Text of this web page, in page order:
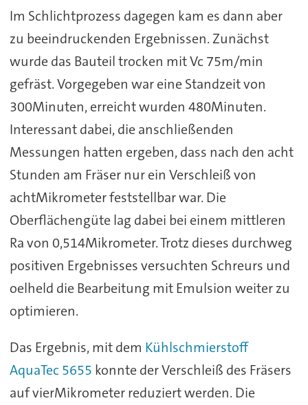
Im Schlichtprozess dagegen kam es dann aber
zu beeindruckenden Ergebnissen. Zunächst
wurde das Bauteil trocken mit Vc 75m/min
gefräst. Vorgegeben war eine Standzeit von
300Minuten, erreicht wurden 480Minuten.
Interessant dabei, die anschließenden
Messungen hatten ergeben, dass nach den acht
Stunden am Fräser nur ein Verschleiß von
achtMikrometer feststellbar war. Die
Oberflächengüte lag dabei bei einem mittleren
Ra von 0,514Mikrometer. Trotz dieses durchweg
positiven Ergebnisses versuchten Schreurs und
oelheld die Bearbeitung mit Emulsion weiter zu
optimieren.
Das Ergebnis, mit dem Kühlschmierstoff
AquaTec 5655 konnte der Verschleiß des Fräsers
auf vierMikrometer reduziert werden. Die